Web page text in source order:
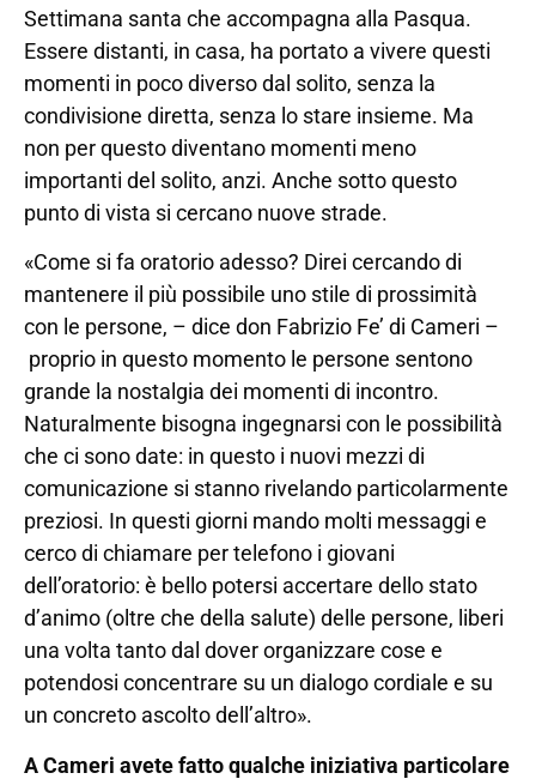
Settimana santa che accompagna alla Pasqua.
Essere distanti, in casa, ha portato a vivere questi
momenti in poco diverso dal solito, senza la
condivisione diretta, senza lo stare insieme. Ma
non per questo diventano momenti meno
importanti del solito, anzi. Anche sotto questo
punto di vista si cercano nuove strade.
«Come si fa oratorio adesso? Direi cercando di
mantenere il più possibile uno stile di prossimità
con le persone, – dice don Fabrizio Fe’ di Cameri –
proprio in questo momento le persone sentono
grande la nostalgia dei momenti di incontro.
Naturalmente bisogna ingegnarsi con le possibilità
che ci sono date: in questo i nuovi mezzi di
comunicazione si stanno rivelando particolarmente
preziosi. In questi giorni mando molti messaggi e
cerco di chiamare per telefono i giovani
dell’oratorio: è bello potersi accertare dello stato
d’animo (oltre che della salute) delle persone, liberi
una volta tanto dal dover organizzare cose e
potendosi concentrare su un dialogo cordiale e su
un concreto ascolto dell’altro».
A Cameri avete fatto qualche iniziativa particolare